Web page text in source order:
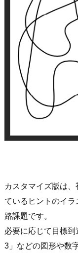
カスタマイズ版は
ているヒントのイ
路課題です。
必要に応じて目標
3」などの図形や数